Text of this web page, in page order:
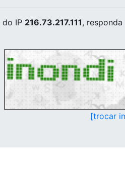
do IP 216.73.217.111,
[trocar